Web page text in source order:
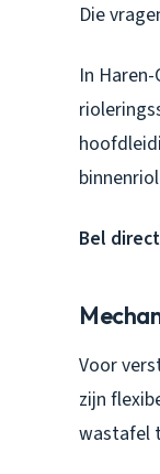
Die
In
Bel
Voor
zijn
wastafel